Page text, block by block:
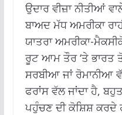
ਉਦਾਰ ਵੀਜ਼ਾ ਨੀਤੀਆਂ
ਬਾਅਦ ਮੱਧ ਅਮਰੀਕਾ
ਯਾਤਰਾ ਅਮਰੀਕਾ-
ਰੂਟ ਆਮ ਤੌਰ ‘ਤੇ ਭਾਰਤ
ਸਰਬੀਆ ਜਾਂ ਰੋਮਾਨੀਆ
ਫਰਾਂਸ ਵੱਲ ਜਾਂਦਾ ਹੈ,
ਪਹੁੰਚਣ ਦੀ ਕੋਸ਼ਿਸ਼ ਕਰਦੇ